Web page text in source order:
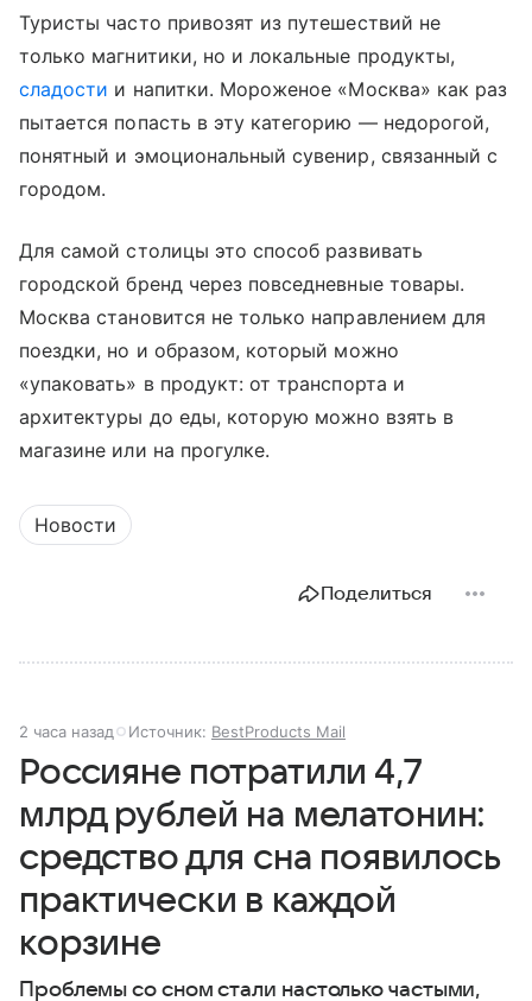
Туристы часто привозят из путешествий не
только магнитики, но и локальные продукты,
сладости и напитки. Мороженое «Москва» как раз
пытается попасть в эту категорию — недорогой,
понятный и эмоциональный сувенир, связанный с
городом.
Для самой столицы это способ развивать
городской бренд через повседневные товары.
Москва становится не только направлением для
поездки, но и образом, который можно
«упаковать» в продукт: от транспорта и
архитектуры до еды, которую можно взять в
магазине или на прогулке.
Новости
Поделиться
2 часа назад Источник: BestProducts Mail
Россияне потратили 4,7
млрд рублей на мелатонин:
средство для сна появилось
практически в каждой
корзине
Проблемы со сном стали настолько частыми,